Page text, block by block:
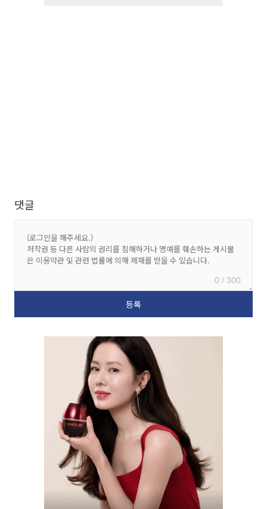
댓글
0 / 300